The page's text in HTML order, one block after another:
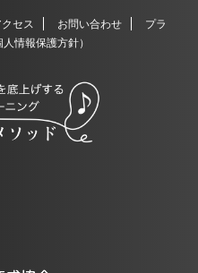
セス お問い合わせ
プラ
情報保護方針）